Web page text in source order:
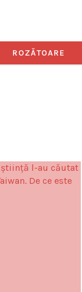
ROZĂTOARE